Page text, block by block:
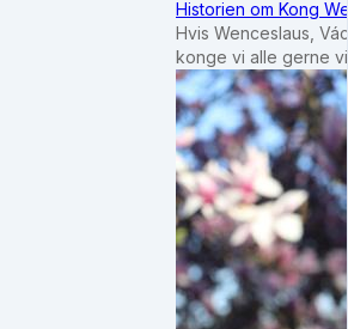
Historien om Kong
Hvis Wenceslaus,
konge vi alle gerne